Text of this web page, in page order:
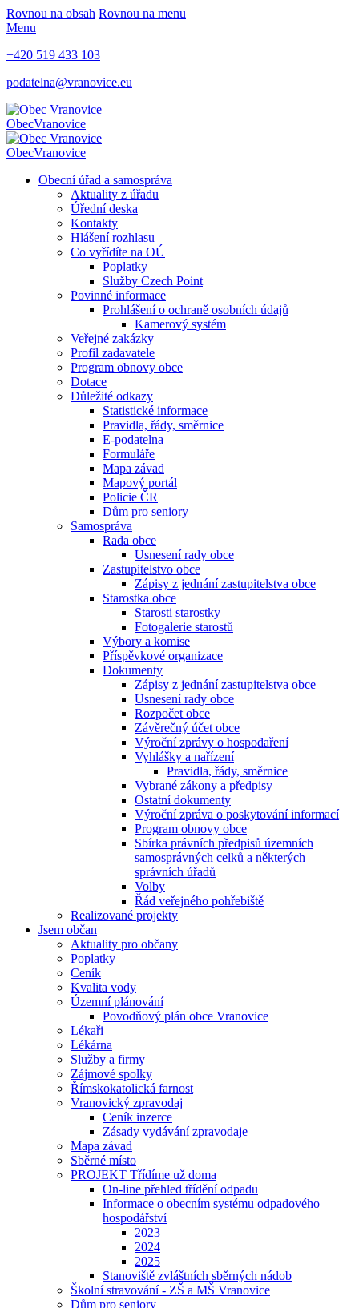
Rovnou na obsah Rovnou na menu
Menu
+420 519 433 103
podatelna@vranovice.eu
ObecVranovice
ObecVranovice
Obecní úřad a samospráva
Aktuality z úřadu
Úřední deska
Kontakty
Hlášení rozhlasu
Co vyřídíte na OÚ
Poplatky
Služby Czech Point
Povinné informace
Prohlášení o ochraně osobních údajů
Kamerový systém
Veřejné zakázky
Profil zadavatele
Program obnovy obce
Dotace
Důležité odkazy
Statistické informace
Pravidla, řády, směrnice
E-podatelna
Formuláře
Mapa závad
Mapový portál
Policie ČR
Dům pro seniory
Samospráva
Rada obce
Usnesení rady obce
Zastupitelstvo obce
Zápisy z jednání zastupitelstva obce
Starostka obce
Starosti starostky
Fotogalerie starostů
Výbory a komise
Příspěvkové organizace
Dokumenty
Zápisy z jednání zastupitelstva obce
Usnesení rady obce
Rozpočet obce
Závěrečný účet obce
Výroční zprávy o hospodaření
Vyhlášky a nařízení
Pravidla, řády, směrnice
Vybrané zákony a předpisy
Ostatní dokumenty
Výroční zpráva o poskytování informací
Program obnovy obce
Sbírka právních předpisů územních
samosprávných celků a některých
správních úřadů
Volby
Řád veřejného pohřebiště
Realizované projekty
Jsem občan
Aktuality pro občany
Poplatky
Ceník
Kvalita vody
Územní plánování
Povodňový plán obce Vranovice
Lékaři
Lékárna
Služby a firmy
Zájmové spolky
Římskokatolická farnost
Vranovický zpravodaj
Ceník inzerce
Zásady vydávání zpravodaje
Mapa závad
Sběrné místo
PROJEKT Třídíme už doma
On-line přehled třídění odpadu
Informace o obecním systému odpadového
hospodářství
2023
2024
2025
Stanoviště zvláštních sběrných nádob
Školní stravování - ZŠ a MŠ Vranovice
Dům pro seniory